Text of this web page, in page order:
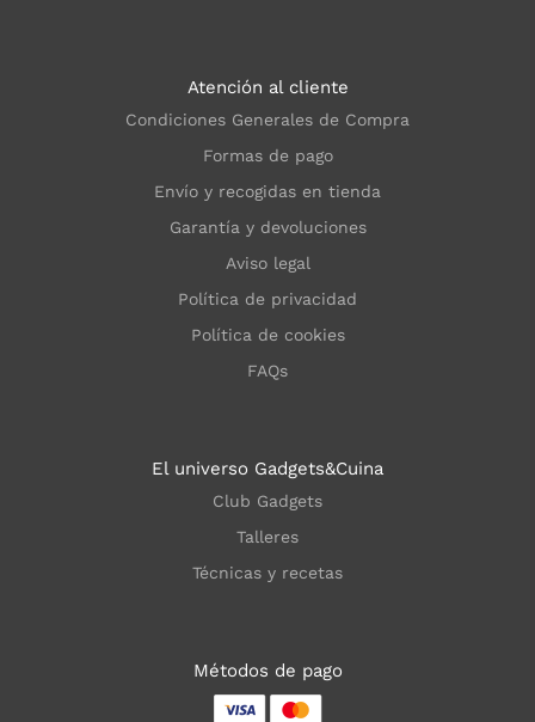
Atención al cliente
Condiciones Generales de Compra
Formas de pago
Envío y recogidas en tienda
Garantía y devoluciones
Aviso legal
Política de privacidad
Política de cookies
FAQs
El universo Gadgets&Cuina
Club Gadgets
Talleres
Técnicas y recetas
Métodos de pago